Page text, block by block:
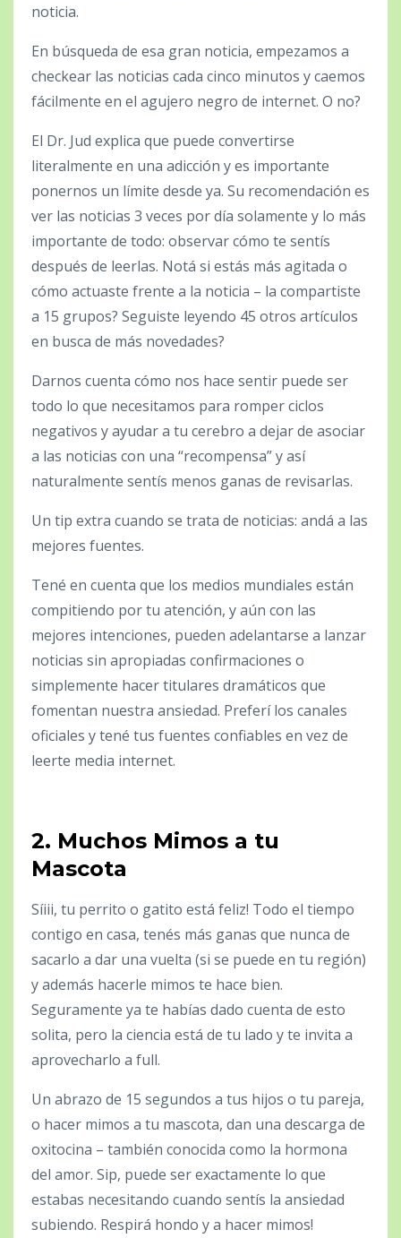
noticia.
En búsqueda de esa gran noticia, empezamos a
checkear las noticias cada cinco minutos y caemos
fácilmente en el agujero negro de internet. O no?
El Dr. Jud explica que puede convertirse
literalmente en una adicción y es importante
ponernos un límite desde ya. Su recomendación es
ver las noticias 3 veces por día solamente y lo más
importante de todo: observar cómo te sentís
después de leerlas. Notá si estás más agitada o
cómo actuaste frente a la noticia – la compartiste
a 15 grupos? Seguiste leyendo 45 otros artículos
en busca de más novedades?
Darnos cuenta cómo nos hace sentir puede ser
todo lo que necesitamos para romper ciclos
negativos y ayudar a tu cerebro a dejar de asociar
a las noticias con una “recompensa” y así
naturalmente sentís menos ganas de revisarlas.
Un tip extra cuando se trata de noticias: andá a las
mejores fuentes.
Tené en cuenta que los medios mundiales están
compitiendo por tu atención, y aún con las
mejores intenciones, pueden adelantarse a lanzar
noticias sin apropiadas confirmaciones o
simplemente hacer titulares dramáticos que
fomentan nuestra ansiedad. Preferí los canales
oficiales y tené tus fuentes confiables en vez de
leerte media internet.
2. Muchos Mimos a tu
Mascota
Síiii, tu perrito o gatito está feliz! Todo el tiempo
contigo en casa, tenés más ganas que nunca de
sacarlo a dar una vuelta (si se puede en tu región)
y además hacerle mimos te hace bien.
Seguramente ya te habías dado cuenta de esto
solita, pero la ciencia está de tu lado y te invita a
aprovecharlo a full.
Un abrazo de 15 segundos a tus hijos o tu pareja,
o hacer mimos a tu mascota, dan una descarga de
oxitocina – también conocida como la hormona
del amor. Sip, puede ser exactamente lo que
estabas necesitando cuando sentís la ansiedad
subiendo. Respirá hondo y a hacer mimos!